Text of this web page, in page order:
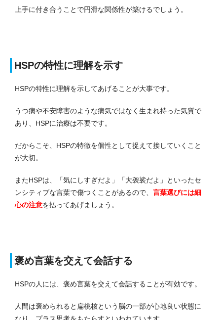
上手に付き合うことで円滑な関係性が築けるでしょう。
HSPの特性に理解を示す
HSPの特性に理解を示してあげることが大事です。
うつ病や不安障害のような病気ではなく生まれ持った気質で
あり、HSPに治療は不要です。
だからこそ、HSPの特徴を個性として捉えて接していくこと
が大切。
またHSPは、「気にしすぎだよ」「大袈裟だよ」といったセ
ンシティブな言葉で傷つくことがあるので、 言葉選びには細
心の注意を払ってあげましょう。
褒め言葉を交えて会話する
HSPの人には、褒め言葉を交えて会話することが有効です。
人間は褒められると扁桃核という脳の一部が心地良い状態に